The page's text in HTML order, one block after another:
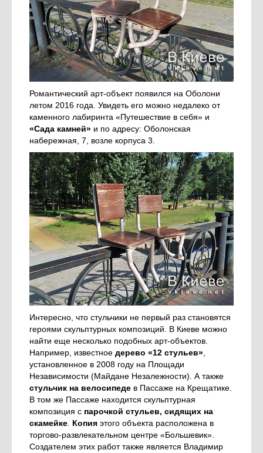
Романтический арт-объект появился на Оболони
летом 2016 года. Увидеть его можно недалеко от
каменного лабиринта «Путешествие в себя» и
«Сада камней» и по адресу: Оболонская
набережная, 7, возле корпуса 3.
Интересно, что стульчики не первый раз становятся
героями скульптурных композиций. В Киеве можно
найти еще несколько подобных арт-объектов.
Например, известное дерево «12 стульев»,
установленное в 2008 году на Площади
Независимости (Майдане Незалежности). А также
стульчик на велосипеде в Пассаже на Крещатике.
В том же Пассаже находится скульптурная
композиция с парочкой стульев, сидящих на
скамейке. Копия этого объекта расположена в
торгово-развлекательном центре «Большевик».
Создателем этих работ также является Владимир